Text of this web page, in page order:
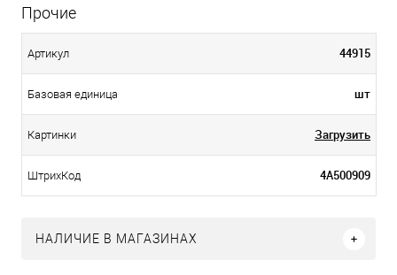
Прочие
Артикул 44915
Базовая единица шт
Картинки Загрузить
ШтрихКод 4А500909
НАЛИЧИЕ В МАГАЗИНАХ